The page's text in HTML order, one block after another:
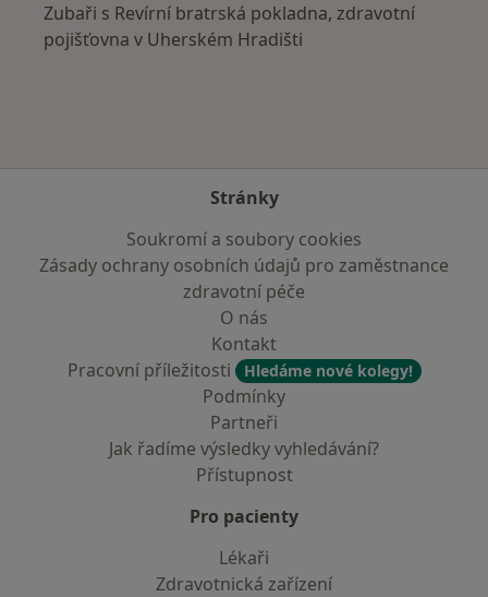
Zubaři s Revírní bratrská pokladna, zdravotní
pojišťovna v Uherském Hradišti
Stránky
Soukromí a soubory cookies
Zásady ochrany osobních údajů pro zaměstnance
zdravotní péče
O nás
Kontakt
Pracovní příležitosti
Hledáme nové kolegy!
Podmínky
Partneři
Jak řadíme výsledky vyhledávání?
Přístupnost
Pro pacienty
Lékaři
Zdravotnická zařízení